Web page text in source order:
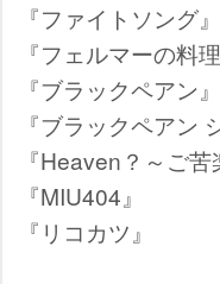
『ファイトソング』
『フェルマーの料理
『ブラックペアン』
『ブラックペアン
『Heaven？～ご苦
『MIU404』
『リコカツ』